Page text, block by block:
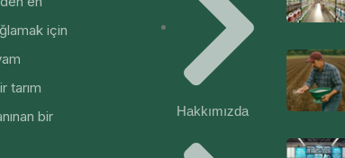
için
tarım
bir
Hakkımızda